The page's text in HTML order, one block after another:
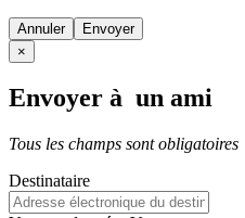
Annuler
×
Envoyer à un ami
Tous les champs sont obligatoires
Destinataire